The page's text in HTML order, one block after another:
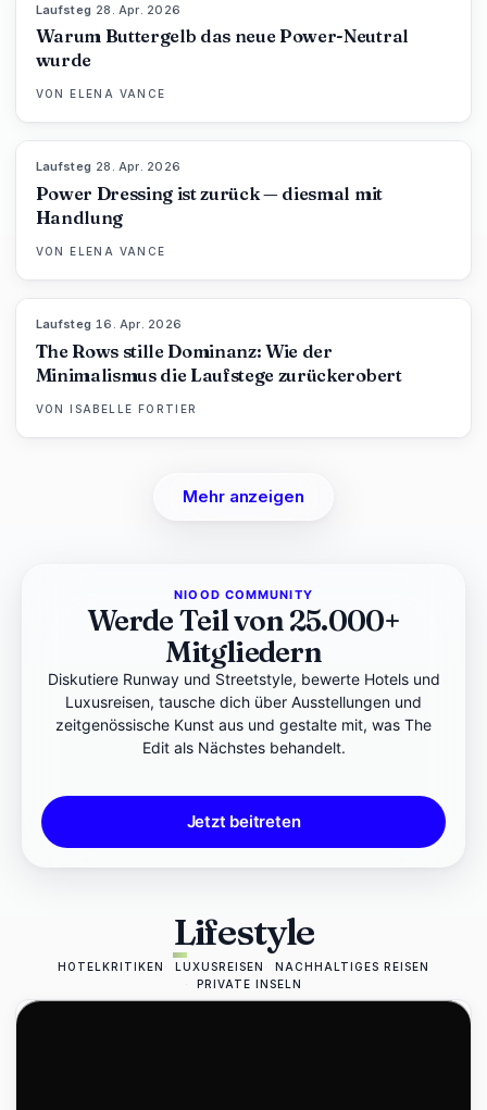
Laufsteg 28. Apr. 2026
Warum Buttergelb das neue Power-Neutral
wurde
VON ELENA VANCE
Laufsteg 28. Apr. 2026
Power Dressing ist zurück — diesmal mit
Handlung
VON ELENA VANCE
Laufsteg ·16. Apr. 2026
The Rows stille Dominanz: Wie der
Minimalismus die Laufstege zurückerobert
VON ISABELLE FORTIER
Mehr anzeigen
NIOOD COMMUNITY
Werde Teil von 25.000+
Mitgliedern
Diskutiere Runway und Streetstyle, bewerte Hotels und
Luxusreisen, tausche dich über Ausstellungen und
zeitgenössische Kunst aus und gestalte mit, was The
Edit als Nächstes behandelt.
Jetzt beitreten
Lifestyle
HOTELKRITIKEN LUXUSREISEN
NACHHALTIGES REISEN
PRIVATE INSELN